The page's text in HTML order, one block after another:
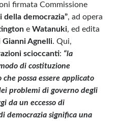
firmata Commissione
della democrazia”, ad opera
e Watanuki, ed edita
Gianni Agnelli. Qui,
scioccanti: “la
di costituzione
possa essere applicato
problemi di governo degli
da un eccesso di
democrazia significa una